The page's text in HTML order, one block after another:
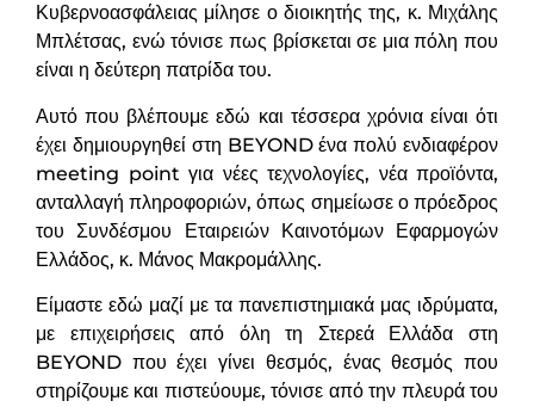
Κυβερνοασφάλειας μίλησε ο διοικητής της, κ. Μιχάλης
Μπλέτσας, ενώ τόνισε πως βρίσκεται σε μια πόλη που
είναι η δεύτερη πατρίδα του.
Αυτό που βλέπουμε εδώ και τέσσερα χρόνια είναι ότι
έχει δημιουργηθεί στη BEYOND ένα πολύ ενδιαφέρον
meeting point για νέες τεχνολογίες, νέα προϊόντα,
ανταλλαγή πληροφοριών, όπως σημείωσε ο πρόεδρος
του Συνδέσμου Εταιρειών Καινοτόμων Εφαρμογών
Ελλάδος, κ. Μάνος Μακρομάλλης.
Είμαστε εδώ μαζί με τα πανεπιστημιακά μας ιδρύματα,
με επιχειρήσεις από όλη τη Στερεά Ελλάδα στη
BEYOND που έχει γίνει θεσμός, ένας θεσμός που
στηρίζουμε και πιστεύουμε, τόνισε από την πλευρά του